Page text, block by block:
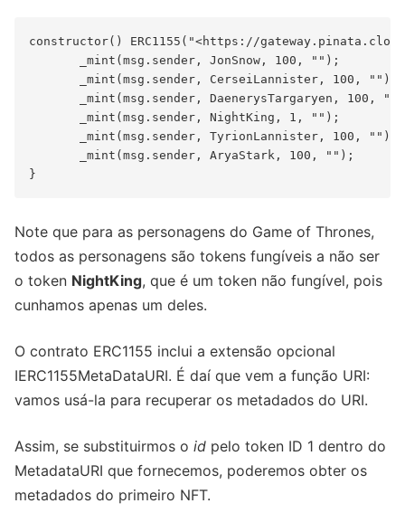
constructor() ERC1155("<https://gateway.pinata.cloud/
       _mint(msg.sender, JonSnow, 100, "");
       _mint(msg.sender, CerseiLannister, 100, "");
_mint(msg.sender, DaenerysTargaryen, 100,
       _mint(msg.sender, NightKing, 1, "");
       _mint(msg.sender, TyrionLannister, 100, "");
       _mint(msg.sender, AryaStark, 100, "");
Note que para as personagens do Game of Thrones,
todos as personagens são tokens fungíveis a não ser
o token NightKing, que é um token não fungível, pois
cunhamos apenas um deles.
O contrato ERC1155 inclui a extensão opcional
IERC1155MetaDataURI. É daí que vem a função URI:
vamos usá-la para recuperar os metadados do URI.
Assim, se substituirmos o id pelo token ID 1 dentro do
MetadataURI que fornecemos, poderemos obter os
metadados do primeiro NFT.